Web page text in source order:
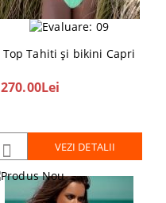
Top Tahiti şi bikini Capri
270.00Lei
VEZI DETALII